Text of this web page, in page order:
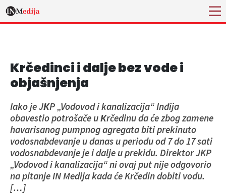
Krčedinci i dalje bez vode i
objašnjenja
Iako je JКP „Vodovod i kanalizacija“ Inđija
obavestio potrošače u Кrčedinu da će zbog zamene
havarisanog pumpnog agregata biti prekinuto
vodosnabdevanje u danas u periodu od 7 do 17 sati
vodosnabdevanje je i dalje u prekidu. Direktor JKP
„Vodovod i kanalizacija“ ni ovaj put nije odgovorio
na pitanje IN Medija kada će Krčedin dobiti vodu.
[…]